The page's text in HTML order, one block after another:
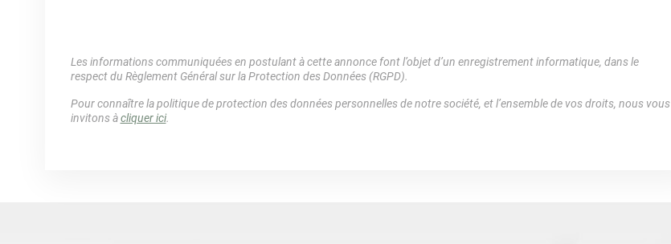
Les informations communiquées en postulant à cette annonce font l’objet d’un enregistrement informatique, dans le
respect du Règlement Général sur la Protection des Données (RGPD).
Pour connaître la politique de protection des données personnelles de notre société, et l’ensemble de vos droits, nous vous
invitons àcliquer ici.